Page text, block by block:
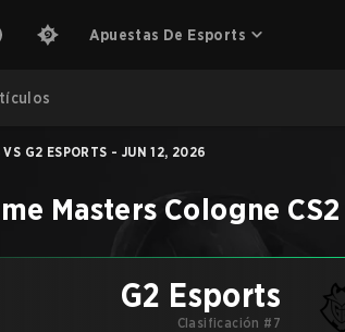
Apuestas De Esports
VS G2 ESPORTS - JUN 12, 2026
Masters Cologne CS2
G2 Esports
Clasificación #7